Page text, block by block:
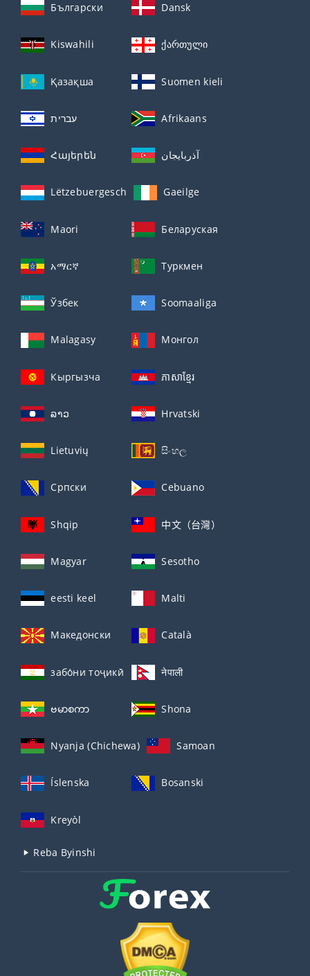
Български Dansk
Kiswahili ქართული
Қазақша Suomen kieli
עברית Afrikaans
Հայերեն آذربايجان
Lëtzebuergesch Gaeilge
Maori Беларуская
አማርኛ Туркмен
Ўзбек Soomaaliga
Malagasy Монгол
Кыргызча ភាសាខ្មែរ
ລາວ Hrvatski
Lietuvių සිංහල
Српски Cebuano
Shqip 中文（台灣）
Magyar Sesotho
eesti keel Malti
Македонски Català
забо́ни тоҷикӣ́ नेपाली
ဗမာစကာ Shona
Nyanja (Chichewa) Samoan
Íslenska Bosanski
Kreyòl
Reba Byinshi